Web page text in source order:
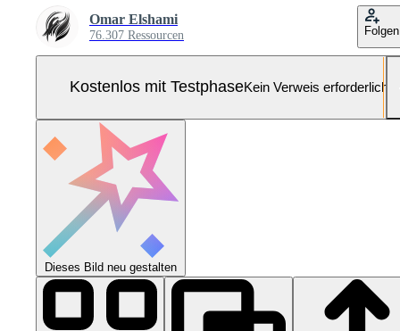
Omar Elshami
76.307 Ressourcen Folgen
Kostenlos mit TestphaseKein Verweis erforderlich
Dieses Bild neu gestalten